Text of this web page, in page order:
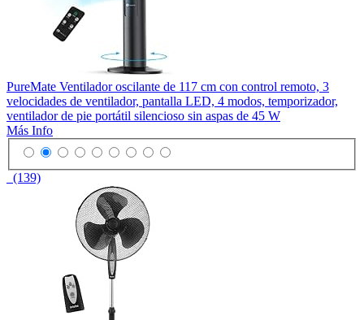
PureMate Ventilador oscilante de 117 cm con control remoto, 3
velocidades de ventilador, pantalla LED, 4 modos, temporizador,
ventilador de pie portátil silencioso sin aspas de 45 W
Más Info
(139)